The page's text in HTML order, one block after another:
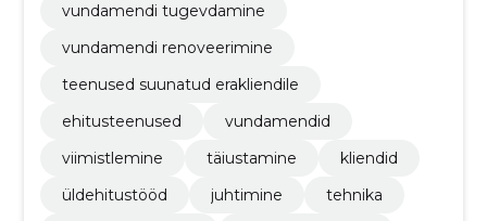
vundamendi tugevdamine
vundamendi renoveerimine
teenused suunatud erakliendile
ehitusteenused
vundamendid
viimistlemine
täiustamine
kliendid
üldehitustööd
juhtimine
tehnika